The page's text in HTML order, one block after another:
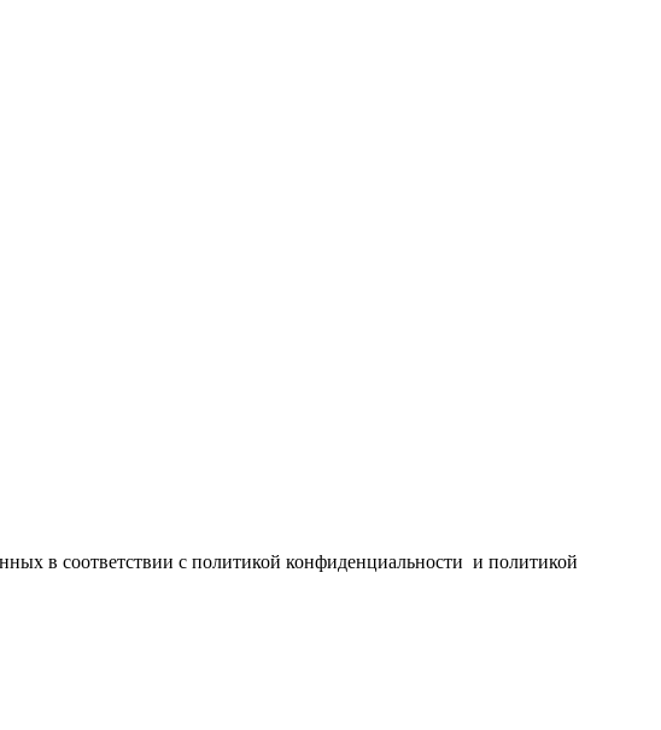
в соответствии с политикой конфиденциальности и политикой